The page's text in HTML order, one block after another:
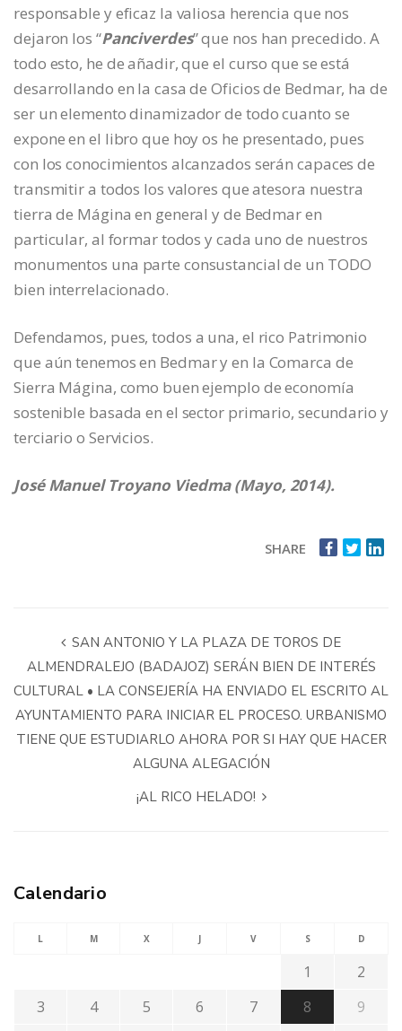
responsable y eficaz la valiosa herencia que nos
dejaron los “Panciverdes” que nos han precedido. A
todo esto, he de añadir, que el curso que se está
desarrollando en la casa de Oficios de Bedmar, ha de
ser un elemento dinamizador de todo cuanto se
expone en el libro que hoy os he presentado, pues
con los conocimientos alcanzados serán capaces de
transmitir a todos los valores que atesora nuestra
tierra de Mágina en general y de Bedmar en
particular, al formar todos y cada uno de nuestros
monumentos una parte consustancial de un TODO
bien interrelacionado.
Defendamos, pues, todos a una, el rico Patrimonio
que aún tenemos en Bedmar y en la Comarca de
Sierra Mágina, como buen ejemplo de economía
sostenible basada en el sector primario, secundario y
terciario o Servicios.
José Manuel Troyano Viedma (Mayo, 2014).
SHARE
SAN ANTONIO Y LA PLAZA DE TOROS DE
ALMENDRALEJO (BADAJOZ) SERÁN BIEN DE INTERÉS
CULTURAL • LA CONSEJERÍA HA ENVIADO EL ESCRITO AL
AYUNTAMIENTO PARA INICIAR EL PROCESO. URBANISMO
TIENE QUE ESTUDIARLO AHORA POR SI HAY QUE HACER
ALGUNA ALEGACIÓN
¡AL RICO HELADO!
Calendario
L M X J V S D
1
2
3
4 5 6 7 8
9